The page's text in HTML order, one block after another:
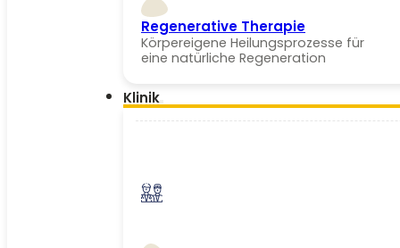
Regenerative Therapie
Körpereigene Heilungsprozesse für
eine natürliche Regeneration
Klinik